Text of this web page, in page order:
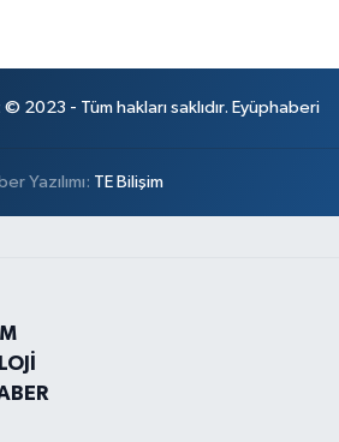
2023 - Tüm hakları saklıdır. Eyüphaberi
Yazılımı: TE Bilişim